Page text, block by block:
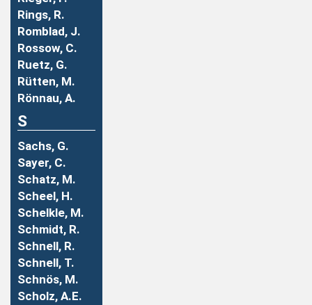
Rings, R.
Romblad, J.
Rossow, C.
Ruetz, G.
Rütten, M.
Rönnau, A.
S
Sachs, G.
Sayer, C.
Schatz, M.
Scheel, H.
Schelkle, M.
Schmidt, R.
Schnell, R.
Schnell, T.
Schnös, M.
Scholz, A.E.